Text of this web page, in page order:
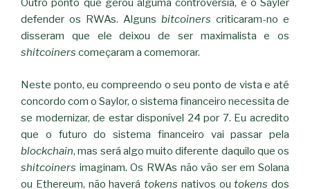
Outro ponto que gerou alguma controvérsia, é o Sayler
defender os RWAs. Alguns bitcoiners criticaram-no e
disseram que ele deixou de ser maximalista e os
shitcoiners começaram a comemorar.
Neste ponto, eu compreendo o seu ponto de vista e até
concordo com o Saylor, o sistema financeiro necessita de
se modernizar, de estar disponível 24 por 7. Eu acredito
que o futuro do sistema financeiro vai passar pela
blockchain, mas será algo muito diferente daquilo que os
shitcoiners imaginam. Os RWAs não vão ser em Solana
ou Ethereum, não haverá tokens nativos outokens dos